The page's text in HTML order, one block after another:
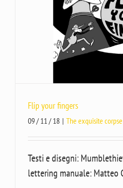
Flip your fingers
09 / 11 / 18 | The exquisite corpse
Testi e disegni:
lettering manuale: Matteo